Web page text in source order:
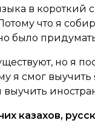
в короткий
что я
было
но я
я смог выучить
казахов,